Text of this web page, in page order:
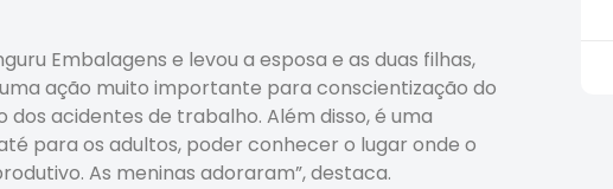
Embalagens e levou a esposa e as duas filhas,
uma ação muito importante para conscientização do
acidentes de trabalho. Além disso, é uma
para os adultos, poder conhecer o lugar onde o
As meninas adoraram”, destaca.